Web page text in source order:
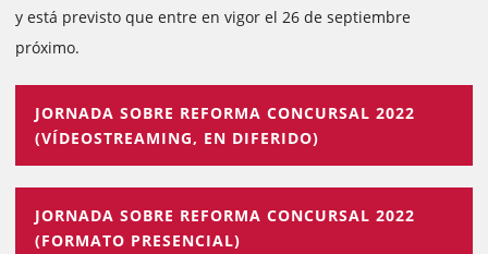
y está previsto que entre en vigor el 26 de septiembre
próximo.
JORNADA SOBRE REFORMA CONCURSAL 2022
(VÍDEOSTREAMING, EN DIFERIDO)
JORNADA SOBRE REFORMA CONCURSAL 2022
(FORMATO PRESENCIAL)